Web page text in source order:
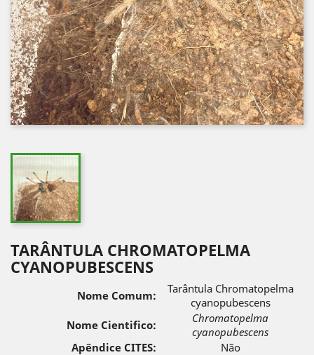
TARÂNTULA CHROMATOPELMA
CYANOPUBESCENS
Nome Comum:
Tarântula Chromatopelma
cyanopubescens
Nome Cientifico:
Chromatopelma
cyanopubescens
Apêndice CITES:
Não